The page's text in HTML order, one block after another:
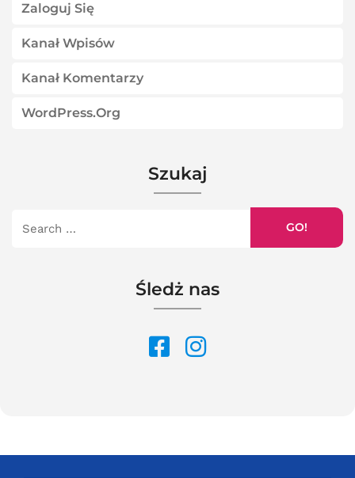
Zaloguj Się
Kanał Wpisów
Kanał Komentarzy
WordPress.org
Szukaj
GO!
Śledż nas